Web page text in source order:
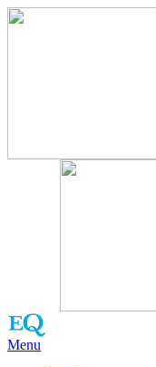
Menu